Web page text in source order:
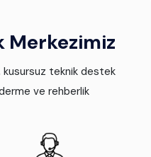
Merkezimiz
kusursuz teknik destek
ve rehberlik